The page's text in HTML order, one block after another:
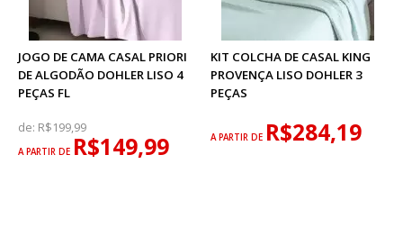
JOGO DE CAMA CASAL PRIORI
DE ALGODÃO DOHLER LISO 4
PEÇAS FL
de: R$199,99
A PARTIR DE R$149,99
KIT COLCHA DE CASAL KING
PROVENÇA LISO DOHLER 3
PEÇAS
A PARTIR DE R$284,19